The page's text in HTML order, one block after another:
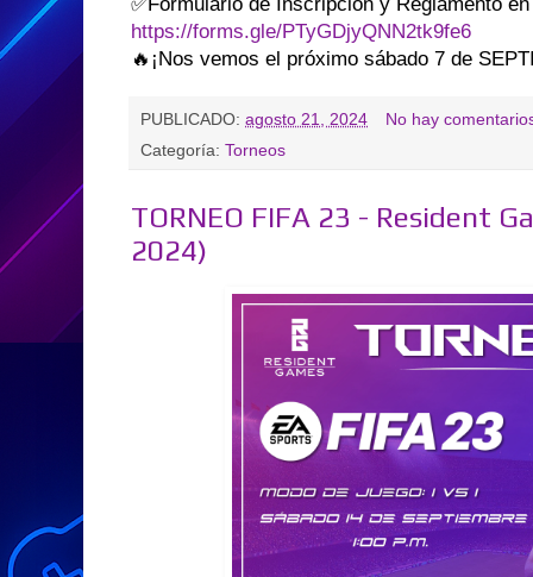
https://forms.gle/PTyGDjyQNN2tk9fe6
🔥¡Nos vemos el próximo sábado 7 de
PUBLICADO: agosto 21, 2024
No hay
Categoría: Torneos
TORNEO FIFA 23 - Resident
2024)